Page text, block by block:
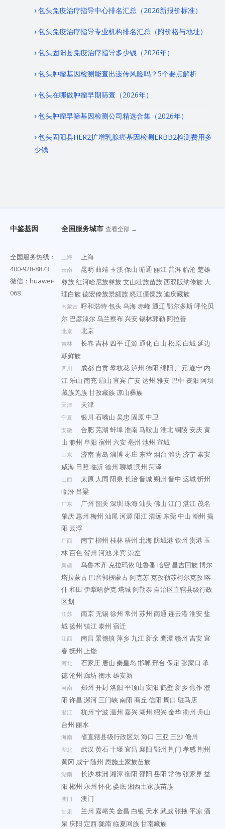
包头免疫治疗指导中心排名汇总（2026新报价标准）
包头免疫治疗指导专业机构排名汇总（附价格与地址）
包头固阳县免疫治疗指导多少钱（2026年）
包头肿瘤基因检测能查出遗传风险吗？5个要点解析
包头在哪做肿瘤早期筛查（2026年）
包头肿瘤早筛基因检测公司精选合集（2026年）
包头固阳县HER2扩增乳腺癌基因检测ERBB2检测费用多
少钱
中鉴基因
全国服务热线：
400-928-8873
微信：huawei-
068
全国服务城市 查看全部 →
上海 上海
云南 昆明 曲靖 玉溪保山 昭通 丽江普洱临沧楚雄
彝族红河哈尼族彝族文山壮族苗族西双版纳傣族 大
理白族德宏傣族景颇族怒江傈僳族迪庆藏族
内蒙古 呼和浩特包头乌海赤峰通辽 鄂尔多斯呼伦贝
尔 巴彦淖尔乌兰察布 兴安锡林郭勒 阿拉善
北京 北京
吉林 长春 吉林 四平辽源通化 白山 松原 白城延边
朝鲜族
四川 成都 自贡攀枝花泸州 德阳 绵阳 广元遂宁 内
江 乐山 南充 眉山 宜宾 广安达州 雅安 巴中 资阳 阿坝
藏族羌族甘孜藏族凉山彝族
天津 天津
宁夏 银川 石嘴山 吴忠 固原中卫
安徽 合肥芜湖 蚌埠淮南马鞍山 淮北铜陵 安庆黄
山 滁州 阜阳 宿州 六安亳州 池州 宣城
山东 济南青岛 淄博枣庄 东营烟台 潍坊济宁泰安
威海 日照 临沂德州 聊城滨州 菏泽
山西 太原 大同 阳泉 长治晋城朔州 晋中 运城忻州
临汾 吕梁
广东 广州 韶关 深圳 珠海汕头佛山 江门 湛江 茂名
肇庆惠州 梅州 汕尾 河源阳江清远 东莞中山 潮州 揭
阳 云浮
广西 南宁柳州 桂林梧州 北海防城港钦州 贵港 玉
林百色贺州 河池来宾崇左
新疆 乌鲁木齐 克拉玛依 吐鲁番 哈密 昌吉回族博尔
塔拉蒙古 巴音郭楞蒙古阿克苏 克孜勒苏柯尔克孜喀
什和田 伊犁哈萨克塔城阿勒泰 自治区直辖县级行政
区划
江苏 南京无锡徐州 常州 苏州 南通 连云港淮安盐
城扬州 镇江泰州 宿迁
江西 南昌 景德镇萍乡 九江 新余鹰潭赣州 吉安宜
春 抚州 上饶
河北 石家庄 唐山 秦皇岛 邯郸邢台 保定 张家口 承
德沧州 廊坊衡水雄安新
河南 郑州 开封洛阳 平顶山 安阳 鹤壁 新乡焦作濮
阳 许昌 漯河三门峡南阳 商丘 信阳 周口 驻马店
浙江 杭州 宁波 温州 嘉兴湖州 绍兴金华衢州 舟山
台州 丽水
海南 省直辖县级行政区划 海口 三亚 三沙儋州
湖北 武汉 黄石十堰 宜昌 襄阳 鄂州 荆门 孝感荆州
黄冈 咸宁随州 恩施土家族苗族
湖南 长沙株洲 湘潭衡阳 邵阳 岳阳 常德张家界 益
阳 郴州 永州 怀化娄底湘西土家族苗族
澳门 澳门
甘肃 兰州 嘉峪关 金昌 白银 天水武威张掖平凉酒
泉 庆阳 定西陇南临夏回族甘南藏族